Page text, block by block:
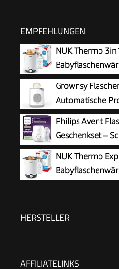
EMPFEHLUNGEN
NUK Thermo
Auftauen,
von flüssiger und
zum einfachen
Grownsy
Automatische
Temperatur
Philips Avent
Geschenkset –
Flaschenwärmer
Babyflasche, intelligente
automatische
NUK Thermo
automatische Abschaltung
HERSTELLER
AFFILIATELINKS